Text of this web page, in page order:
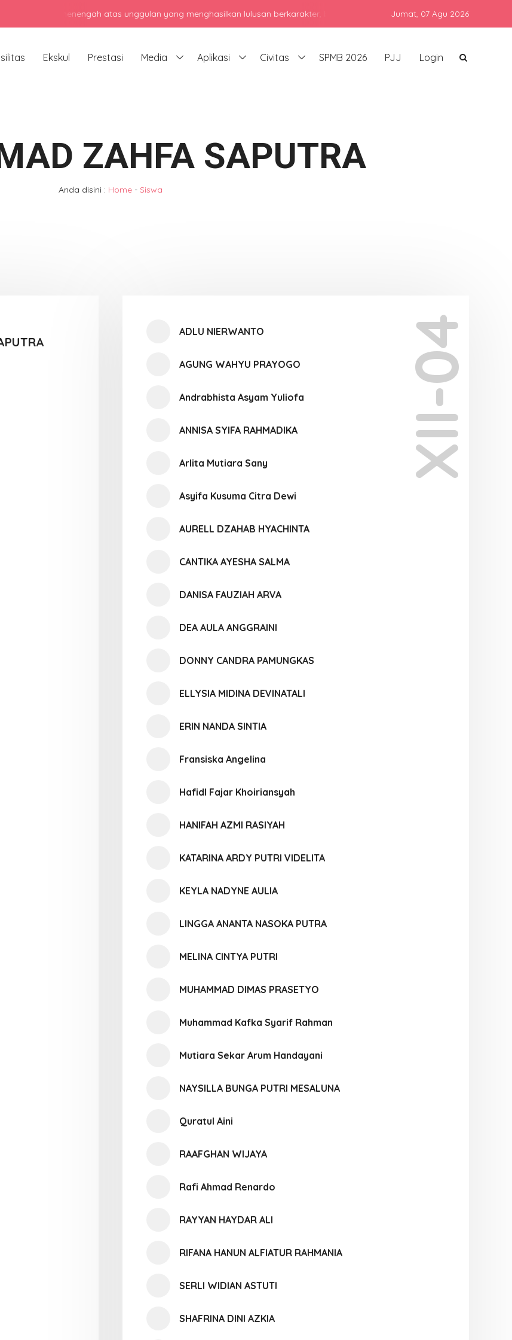
sekolah menengah atas unggulan yang menghasilkan lulusan berkarakter, berprestasi, dan siap bersaing di era global
Jumat, 07 Agu 2026
Ekskul Prestasi Media Aplikasi Civitas SPMB 2026 PJJ Login
ZAHFA SAPUTRA
Anda disini : Home - Siswa
XII-04
ADLU NIERWANTO
AGUNG WAHYU PRAYOGO
Andrabhista Asyam Yuliofa
ANNISA SYIFA RAHMADIKA
Arlita Mutiara Sany
Asyifa Kusuma Citra Dewi
AURELL DZAHAB HYACHINTA
CANTIKA AYESHA SALMA
DANISA FAUZIAH ARVA
DEA AULA ANGGRAINI
DONNY CANDRA PAMUNGKAS
ELLYSIA MIDINA DEVINATALI
ERIN NANDA SINTIA
Fransiska Angelina
Hafidl Fajar Khoiriansyah
HANIFAH AZMI RASIYAH
KATARINA ARDY PUTRI VIDELITA
KEYLA NADYNE AULIA
LINGGA ANANTA NASOKA PUTRA
MELINA CINTYA PUTRI
MUHAMMAD DIMAS PRASETYO
Muhammad Kafka Syarif Rahman
Mutiara Sekar Arum Handayani
NAYSILLA BUNGA PUTRI MESALUNA
Quratul Aini
RAAFGHAN WIJAYA
Rafi Ahmad Renardo
RAYYAN HAYDAR ALI
RIFANA HANUN ALFIATUR RAHMANIA
SERLI WIDIAN ASTUTI
SHAFRINA DINI AZKIA